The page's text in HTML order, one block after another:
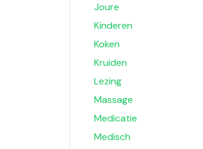
Joure
Kinderen
Koken
Kruiden
Lezing
Massage
Medicatie
Medisch